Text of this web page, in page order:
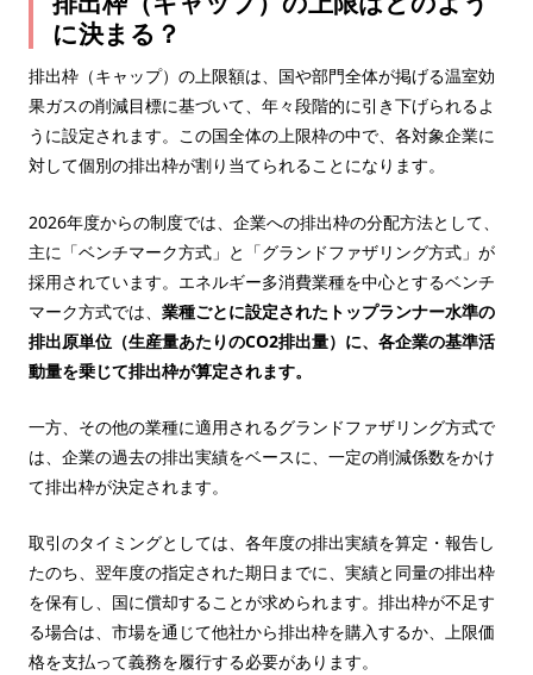
に決まる？
排出枠（キャップ）の上限額は、国や部門全体が掲げる温室効
果ガスの削減目標に基づいて、年々段階的に引き下げられるよ
うに設定されます。この国全体の上限枠の中で、各対象企業に
対して個別の排出枠が割り当てられることになります。
2026年度からの制度では、企業への排出枠の分配方法として、
主に「ベンチマーク方式」と「グランドファザリング方式」が
採用されています。エネルギー多消費業種を中心とするベンチ
マーク方式では、 業種ごとに設定されたトップランナー水準の
排出原単位（生産量あたりのCO2排出量）に、各企業の基準活
動量を乗じて排出枠が算定されます。
一方、その他の業種に適用されるグランドファザリング方式で
は、企業の過去の排出実績をベースに、一定の削減係数をかけ
て排出枠が決定されます。
取引のタイミングとしては、各年度の排出実績を算定・報告し
たのち、翌年度の指定された期日までに、実績と同量の排出枠
を保有し、国に償却することが求められます。排出枠が不足す
る場合は、市場を通じて他社から排出枠を購入するか、上限価
格を支払って義務を履行する必要があります。